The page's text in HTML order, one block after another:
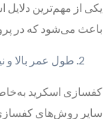
یکی از مهم‌ترین دلایل
باعث می‌شود که در
طول عمر بالا و
کفسازی اسکرید
سایر روش‌های